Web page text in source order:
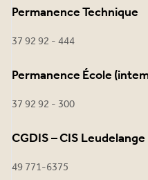
Permanence Technique
37 92 92 - 444
Permanence École
37 92 92 - 300
CGDIS – CIS Leudelange
49 771-6375